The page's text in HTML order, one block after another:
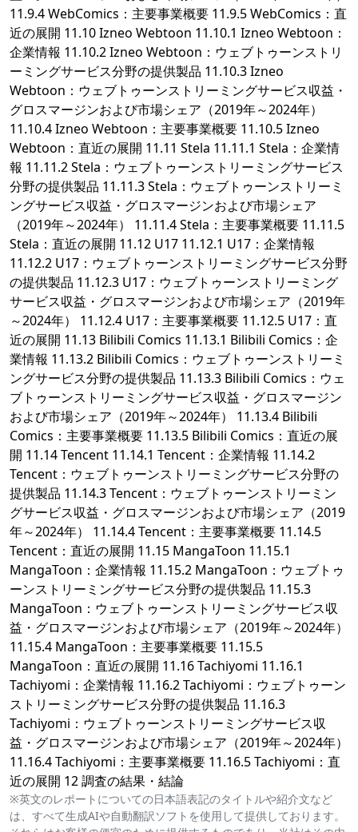
11.9.4 WebComics：主要事業概要 11.9.5 WebComics：直
近の展開 11.10 Izneo Webtoon 11.10.1 Izneo Webtoon：
企業情報 11.10.2 Izneo Webtoon：ウェブトゥーンストリ
ーミングサービス分野の提供製品 11.10.3 Izneo
Webtoon：ウェブトゥーンストリーミングサービス収益・
グロスマージンおよび市場シェア（2019年～2024年）
11.10.4 Izneo Webtoon：主要事業概要 11.10.5 Izneo
Webtoon：直近の展開 11.11 Stela 11.11.1 Stela：企業情
報 11.11.2 Stela：ウェブトゥーンストリーミングサービス
分野の提供製品 11.11.3 Stela：ウェブトゥーンストリーミ
ングサービス収益・グロスマージンおよび市場シェア
（2019年～2024年） 11.11.4 Stela：主要事業概要 11.11.5
Stela：直近の展開 11.12 U17 11.12.1 U17：企業情報
11.12.2 U17：ウェブトゥーンストリーミングサービス分野
の提供製品 11.12.3 U17：ウェブトゥーンストリーミング
サービス収益・グロスマージンおよび市場シェア（2019年
～2024年） 11.12.4 U17：主要事業概要 11.12.5 U17：直
近の展開 11.13 Bilibili Comics 11.13.1 Bilibili Comics：企
業情報 11.13.2 Bilibili Comics：ウェブトゥーンストリーミ
ングサービス分野の提供製品 11.13.3 Bilibili Comics：ウェ
ブトゥーンストリーミングサービス収益・グロスマージン
および市場シェア（2019年～2024年） 11.13.4 Bilibili
Comics：主要事業概要 11.13.5 Bilibili Comics：直近の展
開 11.14 Tencent 11.14.1 Tencent：企業情報 11.14.2
Tencent：ウェブトゥーンストリーミングサービス分野の
提供製品 11.14.3 Tencent：ウェブトゥーンストリーミン
グサービス収益・グロスマージンおよび市場シェア（2019
年～2024年） 11.14.4 Tencent：主要事業概要 11.14.5
Tencent：直近の展開 11.15 MangaToon 11.15.1
MangaToon：企業情報 11.15.2 MangaToon：ウェブトゥ
ーンストリーミングサービス分野の提供製品 11.15.3
MangaToon：ウェブトゥーンストリーミングサービス収
益・グロスマージンおよび市場シェア（2019年～2024年）
11.15.4 MangaToon：主要事業概要 11.15.5
MangaToon：直近の展開 11.16 Tachiyomi 11.16.1
Tachiyomi：企業情報 11.16.2 Tachiyomi：ウェブトゥーン
ストリーミングサービス分野の提供製品 11.16.3
Tachiyomi：ウェブトゥーンストリーミングサービス収
益・グロスマージンおよび市場シェア（2019年～2024年）
11.16.4 Tachiyomi：主要事業概要 11.16.5 Tachiyomi：直
近の展開 12 調査の結果・結論
※英文のレポートについての日本語表記のタイトルや紹介文など
は、すべて生成AIや自動翻訳ソフトを使用して提供しております。